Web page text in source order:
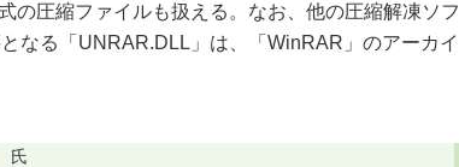
の圧縮ファイルも扱える。なお、他の圧縮解凍ソフ
なる「UNRAR.DLL」は、「WinRAR」のアーカイ